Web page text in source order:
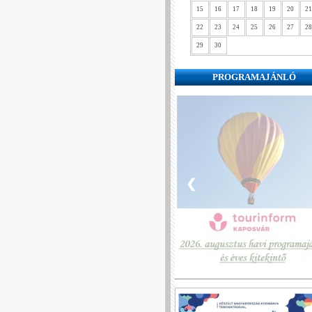
15 16 17 18 19 20 21
22 23 24 25 26 27 28
29 30
PROGRAMAJÁNLÓ
❮